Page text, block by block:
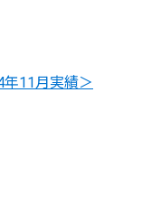
年11月実績＞